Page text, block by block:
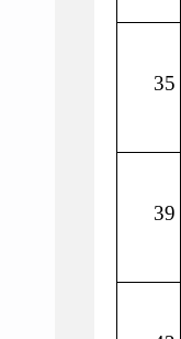
35
39